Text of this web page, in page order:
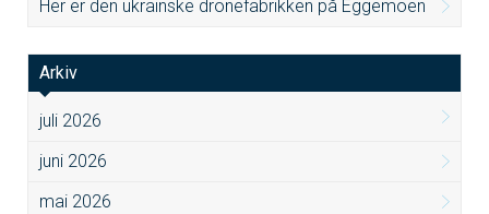
Her er den ukrainske dronefabrikken på Eggemoen
Arkiv
juli 2026
juni 2026
mai 2026